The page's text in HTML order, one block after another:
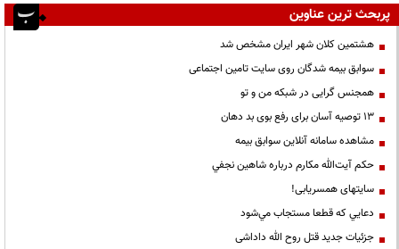
پربحث ترین عناوین
هشتمین کلان شهر ایران مشخص شد
سوابق بیمه شدگان روی سایت تامین اجتماعی
همجنس گرایی در شبکه من و تو
13 توصیه آسان برای رفع بوی بد دهان
مشاهده سامانه آنلاين سوابق بیمه
حكم آيت‌الله مكارم درباره شاهين نجفي
سایتهای همسریابی!
دعايي كه قطعا مستجاب مي‌شود
جزئیات جدید قتل روح الله داداشی